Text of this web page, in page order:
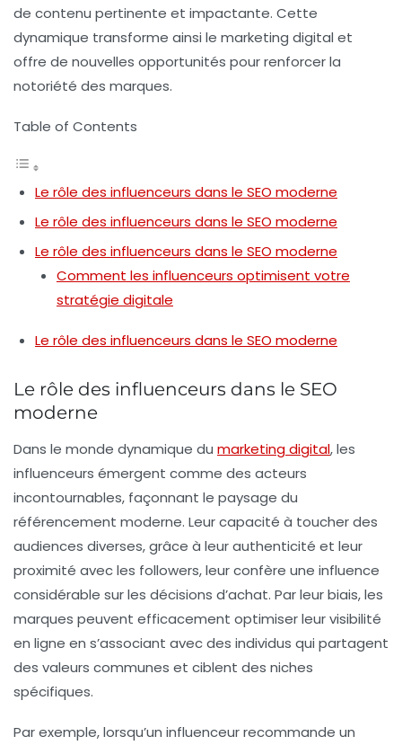
de contenu pertinente et impactante. Cette
dynamique transforme ainsi le marketing digital et
offre de nouvelles opportunités pour renforcer la
notoriété des marques.
Table of Contents
Le rôle des influenceurs dans le SEO moderne
Le rôle des influenceurs dans le SEO moderne
Le rôle des influenceurs dans le SEO moderne
Comment les influenceurs optimisent votre
stratégie digitale
Le rôle des influenceurs dans le SEO moderne
Le rôle des influenceurs dans le SEO
moderne
Dans le monde dynamique du marketing digital, les
influenceurs émergent comme des acteurs
incontournables, façonnant le paysage du
référencement moderne. Leur capacité à toucher des
audiences diverses, grâce à leurauthenticité et leur
proximité avec les followers, leur confère une influence
considérable sur les décisions d’achat. Par leur biais, les
marques peuvent efficacement optimiser leur visibilité
en ligne en s’associant avec des individus qui partagent
des valeurs communes et ciblent des niches
spécifiques.
Par exemple, lorsqu’un influenceur recommande un